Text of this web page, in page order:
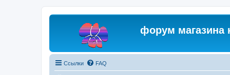
форум магазина
Ссылки FAQ